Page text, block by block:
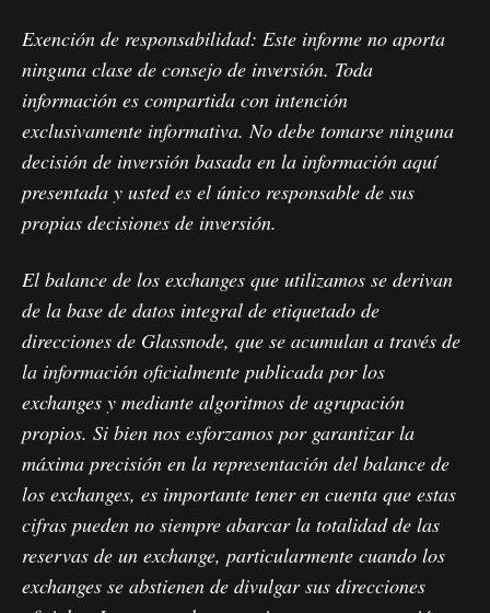
Exención de responsabilidad: Este informe no aporta
ninguna clase de consejo de inversión. Toda
información es compartida con intención
exclusivamente informativa. No debe tomarse ninguna
decisión de inversión basada en la información aquí
presentada y usted es el único responsable de sus
propias decisiones de inversión.
El balance de los exchanges que utilizamos se derivan
de la base de datos integral de etiquetado de
direcciones de Glassnode, que se acumulan a través de
la información oficialmente publicada por los
exchanges y mediante algoritmos de agrupación
propios. Si bien nos esforzamos por garantizar la
máxima precisión en la representación del balance de
los exchanges, es importante tener en cuenta que estas
cifras pueden no siempre abarcar la totalidad de las
reservas de un exchange, particularmente cuando los
exchanges se abstienen de divulgar sus direcciones